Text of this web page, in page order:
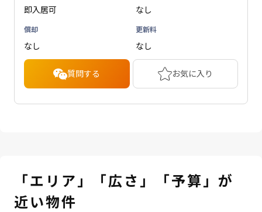
即入居可 なし
償却
なし
更新料
なし
質問する お気に入り
「エリア」「広さ」「予算」が
近い物件